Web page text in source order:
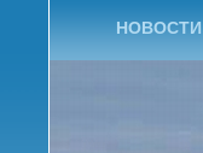
НОВОСТИ